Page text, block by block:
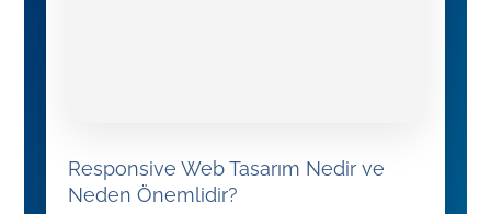
Responsive Web Tasarım Nedir ve
Neden Önemlidir?